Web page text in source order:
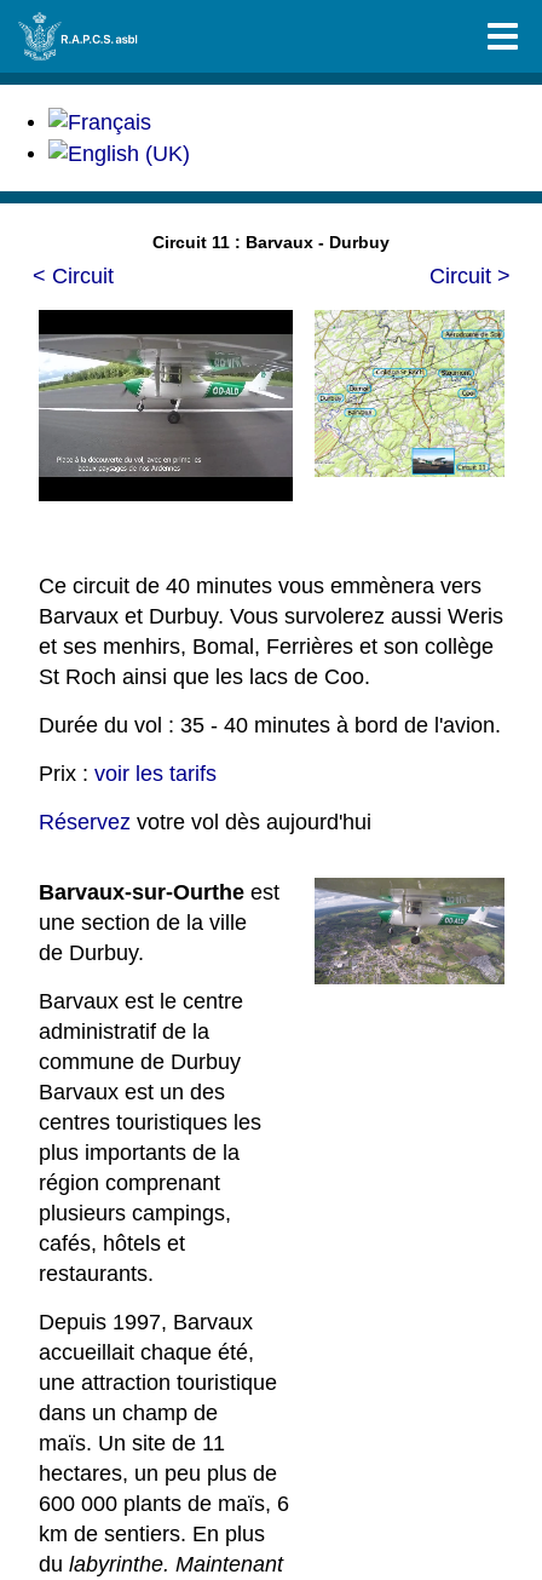
Circuit 11 : Barvaux - Durbuy
< Circuit Circuit >
Ce circuit de 40 minutes vous emmènera vers
Barvaux et Durbuy. Vous survolerez aussi Weris
et ses menhirs, Bomal, Ferrières et son collège
St Roch ainsi que les lacs de Coo.
Durée du vol : 35 - 40 minutes à bord de l'avion.
Prix : voir les tarifs
Réservez votre vol dès aujourd'hui
Barvaux-sur-Ourtheest
une section de la ville
de Durbuy.
Barvaux est le centre
administratif de la
commune de Durbuy
Barvaux est un des
centres touristiques les
plus importants de la
région comprenant
plusieurs campings,
cafés, hôtels et
restaurants.
Depuis 1997, Barvaux
accueillait chaque été,
une attraction touristique
dans un champ de
maïs. Un site de 11
hectares, un peu plus de
600 000 plants de maïs, 6
km de sentiers. En plus
du labyrinthe. Maintenant